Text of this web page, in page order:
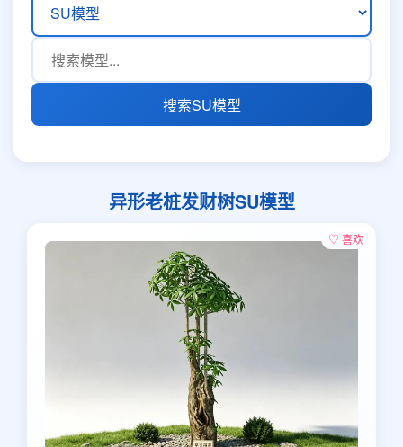
搜索SU模型
异形老桩发财树SU模型
♡ 喜欢